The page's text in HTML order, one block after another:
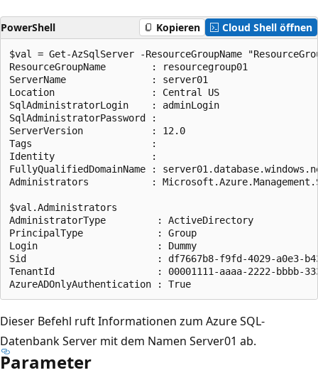
PowerShell Kopieren Cloud Shell öffnen
$val = Get-AzSqlServer -ResourceGroupName
ResourceGroupName        : resourcegroup01
ServerName               : server01
Location                 : Central US
SqlAdministratorLogin    : adminLogin
SqlAdministratorPassword :
ServerVersion            : 12.0
Tags                     :
Identity                 :
FullyQualifiedDomainName :
Administrators           :
$val.Administrators
AdministratorType         : ActiveDirectory
PrincipalType             : Group
Login                     : Dummy
Sid                       : df7667b8-f9fd-4029-a0e3-
TenantId                  : 00001111-aaaa-2222-bbbb-
Dieser Befehl ruft Informationen zum Azure SQL-
Datenbank Server mit dem Namen Server01 ab.
Parameter